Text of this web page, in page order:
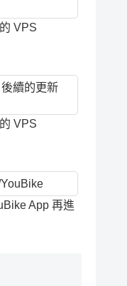
VPS
續的更新
VPS
App 再進